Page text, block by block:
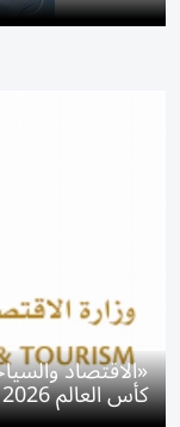
كأس العالم 2026